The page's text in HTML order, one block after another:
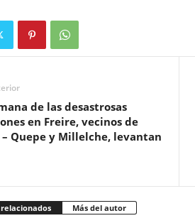
de las desastrosas
en Freire, vecinos de
– Quepe y Millelche, levantan
Más del autor